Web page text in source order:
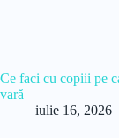
Ce faci cu copiii pe
vară
iulie 16, 2026